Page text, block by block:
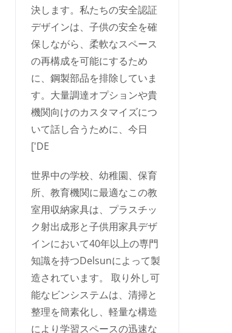
決します。私たちの安全認証
デザインは、子供の安全を確
保しながら、柔軟なスペース
の再構成を可能にするため
に、鋼製部品を排除していま
す。大量調達オプションや貴
機関向けのカスタマイズにつ
いて話し合うために、今日
['DE
世界中の学校、幼稚園、保育
所、教育機関に最適なこの教
室用収納家具は、プラスチッ
ク射出成形と子供用家具デザ
インにおいて40年以上の専門
知識を持つDelsunによって製
造されています。 取り外し可
能なビンシステムは、清掃と
整理を簡素化し、軽量な構造
により学習スペースの迅速な